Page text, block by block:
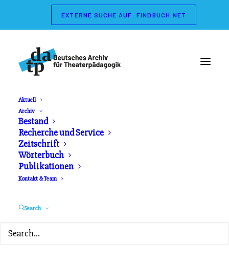
EXTERNE SUCHE AUF: FINDBUCH.NET
Aktuell
Archiv
Bestand
Recherche und Service
Zeitschrift
Wörterbuch
Publikationen
Kontakt & Team
Search
Wörterbuch der
Theaterpädagogik
Herausgeber: Gerd Koch, Marianne Streisand.
ZURÜCK ZUM INHALTSVERZEICHNIS